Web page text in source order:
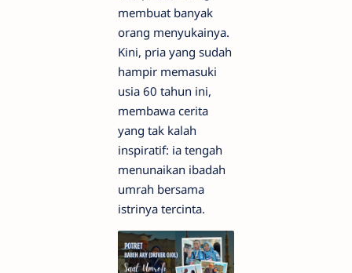
membuat banyak
orang menyukainya.
Kini, pria yang sudah
hampir memasuki
usia 60 tahun ini,
membawa cerita
yang tak kalah
inspiratif: ia tengah
menunaikan ibadah
umrah bersama
istrinya tercinta.